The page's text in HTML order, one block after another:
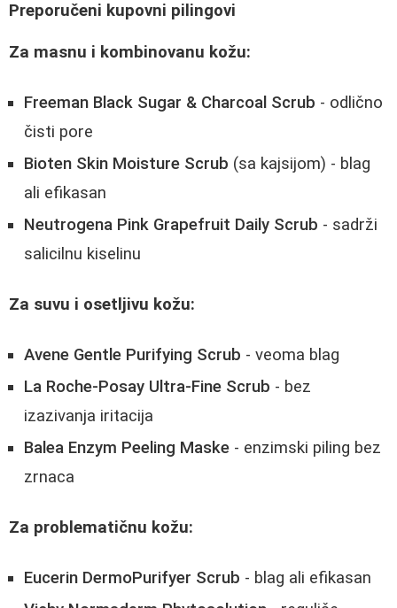
Preporučeni kupovni pilingovi
Za masnu i kombinovanu kožu:
Freeman Black Sugar & Charcoal Scrub - odlično
čisti pore
Bioten Skin Moisture Scrub (sa kajsijom) - blag
ali efikasan
Neutrogena Pink Grapefruit Daily Scrub - sadrži
salicilnu kiselinu
Za suvu i osetljivu kožu:
Avene Gentle Purifying Scrub - veoma blag
La Roche-Posay Ultra-Fine Scrub - bez
izazivanja iritacija
Balea Enzym Peeling Maske - enzimski piling bez
zrnaca
Za problematičnu kožu:
Eucerin DermoPurifyer Scrub - blag ali efikasan